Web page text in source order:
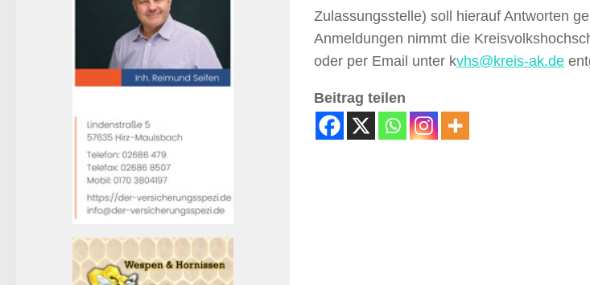
Zulassungsstelle) soll hierauf Antworten
Anmeldungen nimmt die
oder per Email unter kvhs@kreis-ak.de
Beitrag teilen